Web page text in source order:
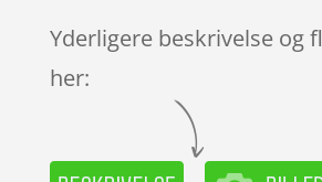
Yderligere beskrivelse og
her: